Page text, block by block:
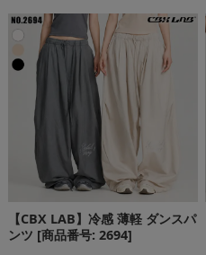
【CBX LAB】冷感 薄軽 ダンスパ
ンツ [商品番号: 2694]